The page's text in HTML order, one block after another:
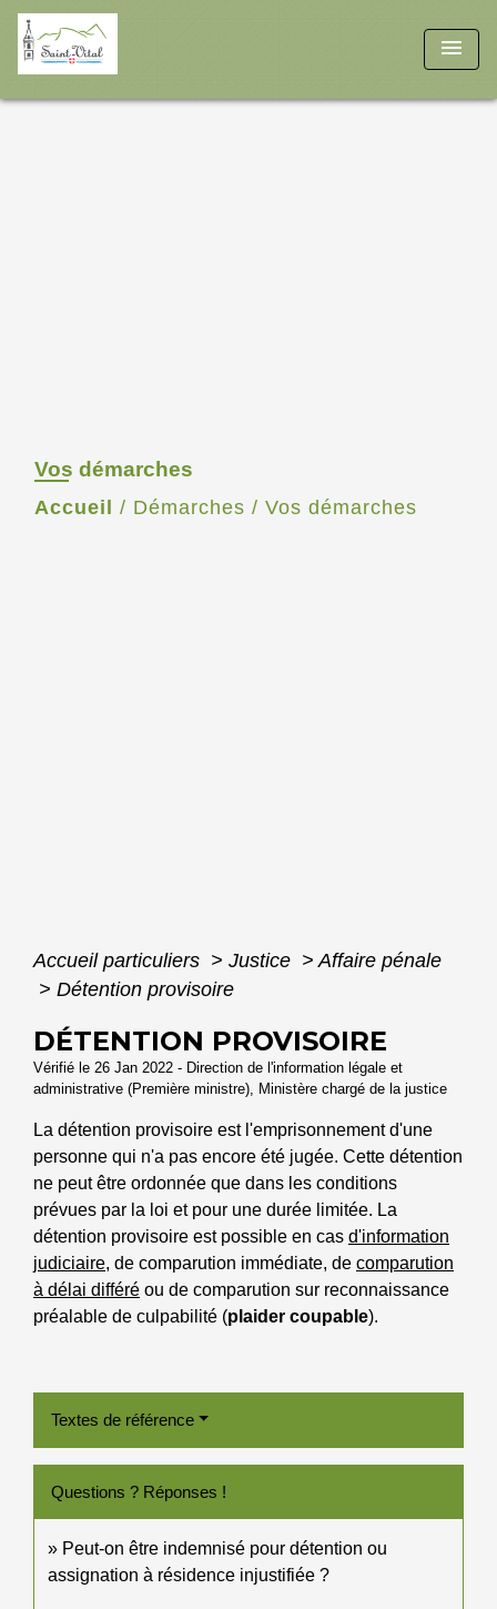
menu
Vos démarches
Accueil / Démarches / Vos démarches
Accueil particuliers > Justice > Affaire pénale
> Détention provisoire
DÉTENTION PROVISOIRE
Vérifié le 26 Jan 2022 - Direction de l'information légale et
administrative (Première ministre), Ministère chargé de la justice
La détention provisoire est l'emprisonnement d'une
personne qui n'a pas encore été jugée. Cette détention
ne peut être ordonnée que dans les conditions
prévues par la loi et pour une durée limitée. La
détention provisoire est possible en cas d'information
judiciaire, de comparution immédiate, de comparution
à délai différé ou de comparution sur reconnaissance
préalable de culpabilité (plaider coupable).
Textes de référence
Questions ? Réponses !
Peut-on être indemnisé pour détention ou
assignation à résidence injustifiée ?